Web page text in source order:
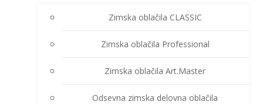
Zimska oblačila CLASSIC
Zimska oblačila Professional
Zimska oblačila Art.Master
Odsevna zimska delovna oblačila